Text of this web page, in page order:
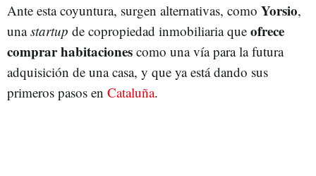
Ante esta coyuntura, surgen alternativas, como Yorsio,
unastartup de copropiedad inmobiliaria que ofrece
comprar habitaciones como una vía para la futura
adquisición de una casa, y que ya está dando sus
primeros pasos en Cataluña.